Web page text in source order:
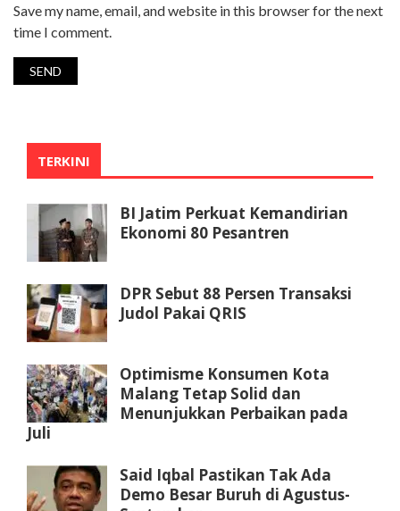
Save my name, email, and website in this browser for the next
time I comment.
TERKINI
BI Jatim Perkuat Kemandirian
Ekonomi 80 Pesantren
DPR Sebut 88 Persen Transaksi
Judol Pakai QRIS
Optimisme Konsumen Kota
Malang Tetap Solid dan
Menunjukkan Perbaikan pada
Juli
Said Iqbal Pastikan Tak Ada
Demo Besar Buruh di Agustus-